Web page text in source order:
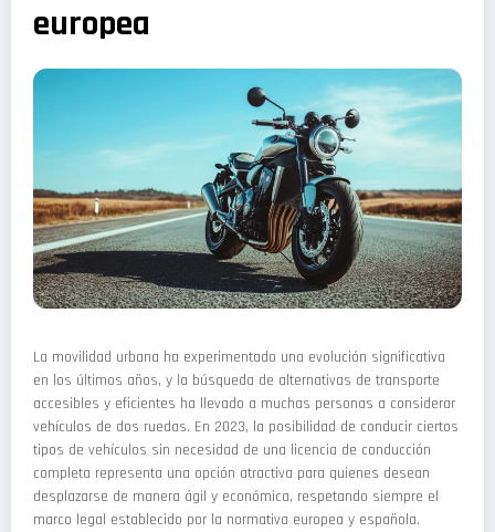
europea
La movilidad urbana ha experimentado una evolución significativa
en los últimos años, y la búsqueda de alternativas de transporte
accesibles y eficientes ha llevado a muchas personas a considerar
vehículos de dos ruedas. En 2023, la posibilidad de conducir ciertos
tipos de vehículos sin necesidad de una licencia de conducción
completa representa una opción atractiva para quienes desean
desplazarse de manera ágil y económica, respetando siempre el
marco legal establecido por la normativa europea y española.